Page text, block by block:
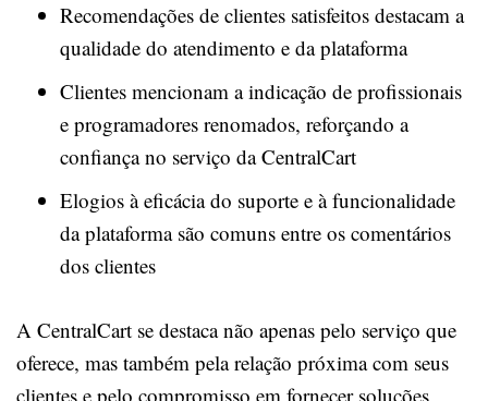
Recomendações de clientes satisfeitos destacam a
qualidade do atendimento e da plataforma
Clientes mencionam a indicação de profissionais
e programadores renomados, reforçando a
confiança no serviço da CentralCart
Elogios à eficácia do suporte e à funcionalidade
da plataforma são comuns entre os comentários
dos clientes
A CentralCart se destaca não apenas pelo serviço que
oferece, mas também pela relação próxima com seus
clientes e pelo compromisso em fornecer soluções